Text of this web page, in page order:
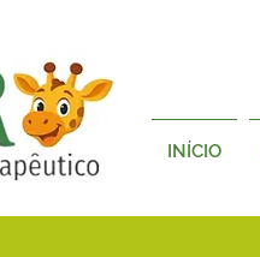
INÍCIO